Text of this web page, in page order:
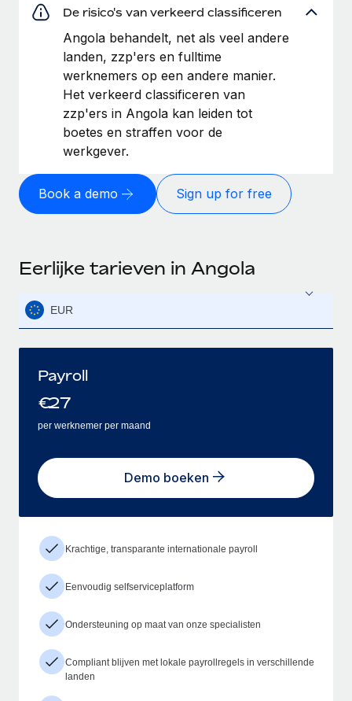
De risico's van verkeerd classificeren
Angola behandelt, net als veel andere
landen, zzp'ers en fulltime
werknemers op een andere manier.
Het verkeerd classificeren van
zzp'ers in Angola kan leiden tot
boetes en straffen voor de
werkgever.
Book a demo Sign up for free
Eerlijke tarieven in Angola
EUR
Payroll
€27
per werknemer per maand
Demo boeken
Krachtige, transparante internationale payroll
Eenvoudig selfserviceplatform
Ondersteuning op maat van onze specialisten
Compliant blijven met lokale payrollregels in verschillende
landen